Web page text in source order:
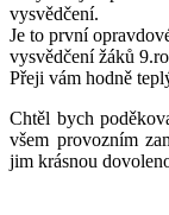
vysvědčení.
Je to první
vysvědčení žáků
Přeji vám hodně
Chtěl bych
všem provozním
jim krásnou